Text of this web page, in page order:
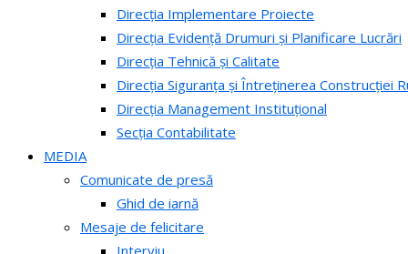
Direcția Implementare Proiecte
Direcția Evidență Drumuri și Planificare Lucrări
Direcția Tehnică și Calitate
Direcția Siguranța și Întreținerea Construcției
Direcția Management Instituțional
Secția Contabilitate
MEDIA
Comunicate de presă
Ghid de iarnă
Mesaje de felicitare
Interviu